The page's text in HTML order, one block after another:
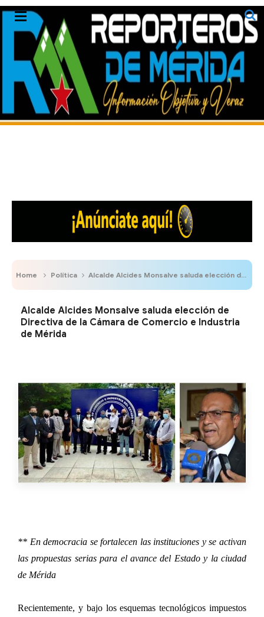
Home Política Alcalde Alcides Monsalve saluda elección de Directiva de la Cámara de Comercio e Industria de Mérida
Alcalde Alcides Monsalve saluda elección de
Directiva de la Cámara de Comercio e Industria
de Mérida
** En democracia se fortalecen las instituciones y se activan
las propuestas serias para el avance del Estado y la ciudad
de Mérida
Recientemente, y bajo los esquemas tecnológicos impuestos